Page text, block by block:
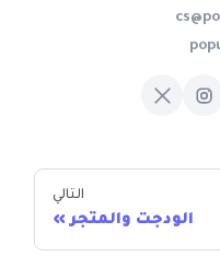
التالي
الودجت والمتجر